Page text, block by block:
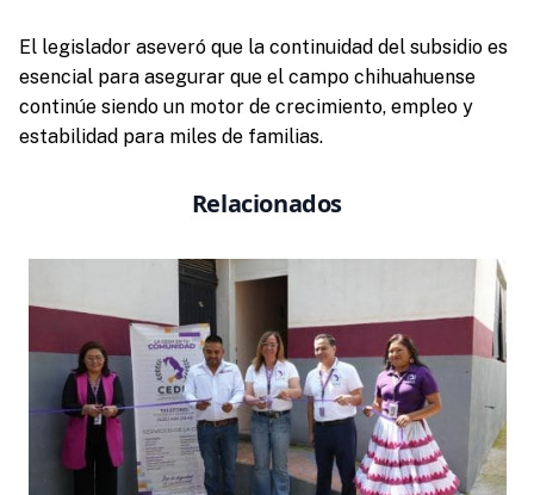
El legislador aseveró que la continuidad del subsidio es
esencial para asegurar que el campo chihuahuense
continúe siendo un motor de crecimiento, empleo y
estabilidad para miles de familias.
Relacionados